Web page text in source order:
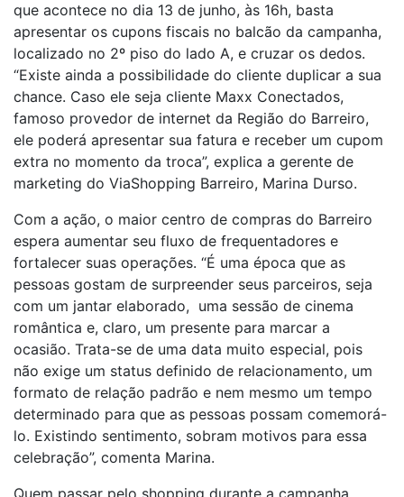
que acontece no dia 13 de junho, às 16h, basta
apresentar os cupons fiscais no balcão da campanha,
localizado no 2º piso do lado A, e cruzar os dedos.
“Existe ainda a possibilidade do cliente duplicar a sua
chance. Caso ele seja cliente Maxx Conectados,
famoso provedor de internet da Região do Barreiro,
ele poderá apresentar sua fatura e receber um cupom
extra no momento da troca”, explica a gerente de
marketing do ViaShopping Barreiro, Marina Durso.
Com a ação, o maior centro de compras do Barreiro
espera aumentar seu fluxo de frequentadores e
fortalecer suas operações. “É uma época que as
pessoas gostam de surpreender seus parceiros, seja
com um jantar elaborado, uma sessão de cinema
romântica e, claro, um presente para marcar a
ocasião. Trata-se de uma data muito especial, pois
não exige um status definido de relacionamento, um
formato de relação padrão e nem mesmo um tempo
determinado para que as pessoas possam comemorá-
lo. Existindo sentimento, sobram motivos para essa
celebração”, comenta Marina.
Quem passar pelo shopping durante a campanha